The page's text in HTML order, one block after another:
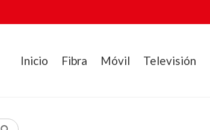
Inicio Fibra Móvil Televisión